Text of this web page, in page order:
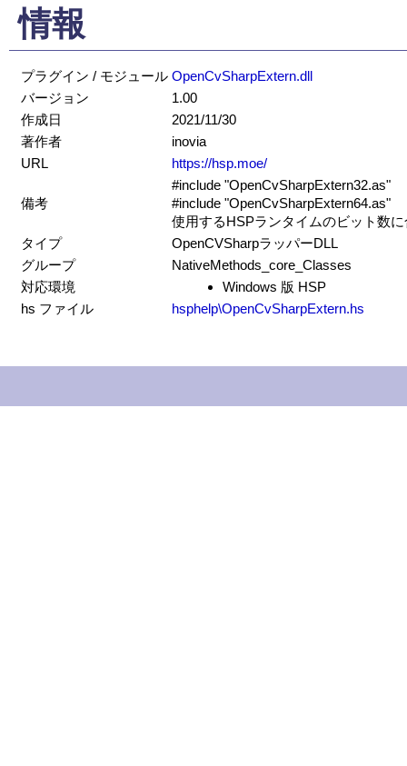
情報
プラグイン / モジュール OpenCvSharpExtern.dll
バージョン
1.00
作成日
2021/11/30
著作者
inovia
URL
https://hsp.moe/
備考
#include "OpenCvSharpExtern32.as"
#include "OpenCvSharpExtern64.as"
使用するHSPランタイムのビット数
タイプ
OpenCVSharpラッパーDLL
グループ
NativeMethods_core_Classes
対応環境
Windows 版 HSP
hs ファイル
hsphelp\OpenCvSharpExtern.hs